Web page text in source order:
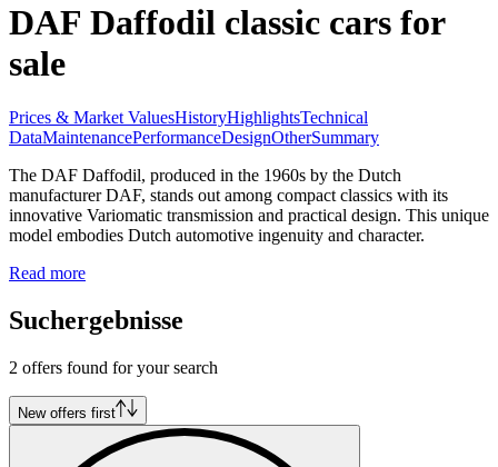
DAF Daffodil classic cars for
sale
Prices & Market ValuesHistoryHighlightsTechnical
DataMaintenancePerformanceDesignOtherSummary
The DAF Daffodil, produced in the 1960s by the Dutch
manufacturer DAF, stands out among compact classics with its
innovative Variomatic transmission and practical design. This unique
model embodies Dutch automotive ingenuity and character.
Read more
Suchergebnisse
2 offers found for your search
New offers first